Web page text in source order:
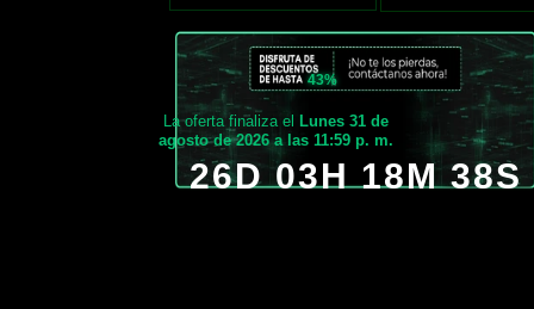
43%
La oferta finaliza el Lunes 31 de
agosto de 2026 a las 11:59 p. m.
26D 03H 18M 37S